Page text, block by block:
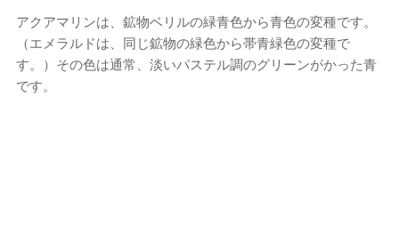
アクアマリンは、鉱物ベリルの緑青色から青色の変種です。
（エメラルドは、同じ鉱物の緑色から帯青緑色の変種で
す。）その色は通常、淡いパステル調のグリーンがかった青
です。